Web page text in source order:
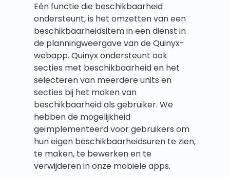
Eén functie die beschikbaarheid
ondersteunt, is het omzetten van een
beschikbaarheidsitem in een dienst in
de planningweergave van de Quinyx-
webapp. Quinyx ondersteunt ook
secties met beschikbaarheid en het
selecteren van meerdere units en
secties bij het maken van
beschikbaarheid als gebruiker. We
hebben de mogelijkheid
geïmplementeerd voor gebruikers om
hun eigen beschikbaarheidsuren te zien,
te maken, te bewerken en te
verwijderen in onze mobiele apps.